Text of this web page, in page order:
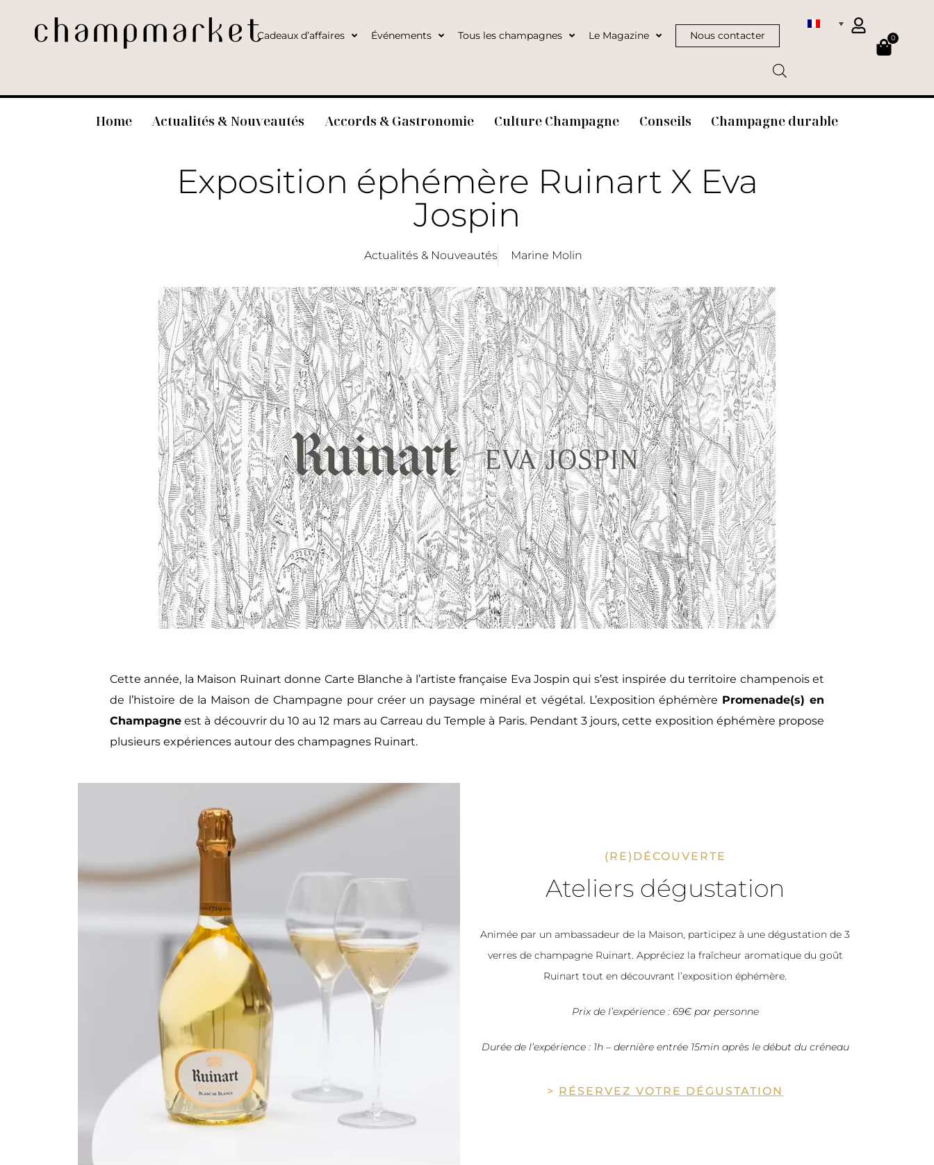
Cadeaux d’affaires Événements Tous les champagnes Le Magazine Nous contacter 0
Home Actualités & Nouveautés Accords & Gastronomie Culture Champagne Conseils Champagne durable
Exposition éphémère Ruinart X Eva
Jospin
Actualités & Nouveautés Marine Molin
Cette année, la Maison Ruinart donne Carte Blanche à l’artiste française Eva Jospin qui s’est inspirée du territoire champenois et
de l’histoire de la Maison de Champagne pour créer un paysage minéral et végétal. L’exposition éphémère Promenade(s) en
Champagne est à découvrir du 10 au 12 mars au Carreau du Temple à Paris. Pendant 3 jours, cette exposition éphémère propose
plusieurs expériences autour des champagnes Ruinart.
(RE)DÉCOUVERTE
Ateliers dégustation
Animée par un ambassadeur de la Maison, participez à une dégustation de 3
verres de champagne Ruinart. Appréciez la fraîcheur aromatique du goût
Ruinart tout en découvrant l’exposition éphémère.
Prix de l’expérience : 69€ par personne
Durée de l’expérience : 1h – dernière entrée 15min après le début du créneau
> RÉSERVEZ VOTRE DÉGUSTATION